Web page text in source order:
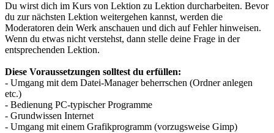
Du wirst dich im Kurs von Lektion zu Lektion durcharbeiten. Bevor
du zur nächsten Lektion weitergehen kannst, werden die
Moderatoren dein Werk anschauen und dich auf Fehler hinweisen.
Wenn du etwas nicht verstehst, dann stelle deine Frage in der
entsprechenden Lektion.
Diese Voraussetzungen solltest du erfüllen:
- Umgang mit dem Datei-Manager beherrschen (Ordner anlegen
etc.)
- Bedienung PC-typischer Programme
- Grundwissen Internet
- Umgang mit einem Grafikprogramm (vorzugsweise Gimp)